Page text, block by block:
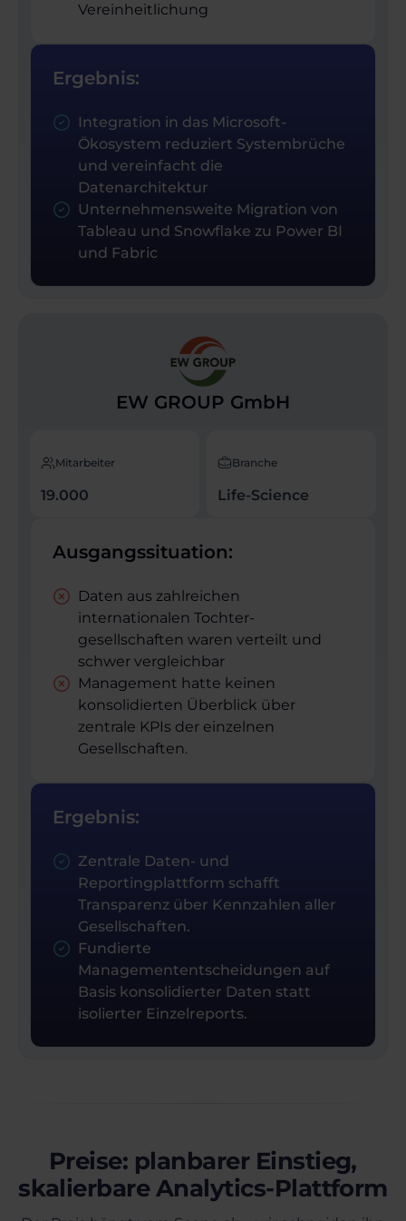
Vereinheitlichung
Ergebnis:
Integration in das Microsoft-
Ökosystem reduziert Systembrüche
und vereinfacht die
Datenarchitektur
Unternehmensweite Migration von
Tableau und Snowflake zu Power BI
und Fabric
EW GROUP GmbH
Mitarbeiter
19.000
Branche
Life-Science
Ausgangssituation:
Daten aus zahlreichen
internationalen Tochter­
gesellschaften waren verteilt und
schwer vergleichbar
Management hatte keinen
konsolidierten Überblick über
zentrale KPIs der einzelnen
Gesellschaften.
Ergebnis:
Zentrale Daten- und
Reportingplattform schafft
Transparenz über Kennzahlen aller
Gesellschaften.
Fundierte
Managemententscheidungen auf
Basis konsolidierter Daten statt
isolierter Einzelreports.
Preise: planbarer Einstieg,
skalierbare Analytics-Plattform